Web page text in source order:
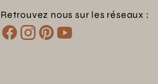
Retrouvez nous sur les réseaux :